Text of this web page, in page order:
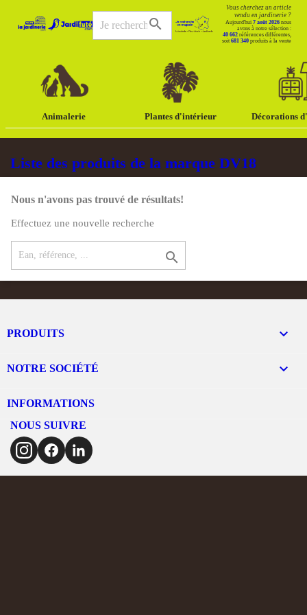
search
Vous cherchez un article
vendu en jardinerie ?
Aujourd'hui 7 août 2026 nous
avons à notre sélection :
40 662 références différentes,
soit 681 340 produits à la vente
Animalerie Plantes d'intérieur Décorations
Liste des produits de la marque DV18
Nous n'avons pas trouvé de résultats!
Effectuez une nouvelle recherche

PRODUITS 
NOTRE SOCIÉTÉ 
INFORMATIONS
NOUS SUIVRE